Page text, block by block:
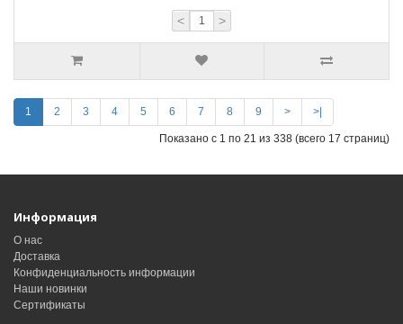
< >
1 2 3 4 5 6 7 8 9 > >|
Показано с 1 по 21 из 338 (всего 17 страниц)
Информация
О нас
Доставка
Конфиденциальность информации
Наши новинки
Сертификаты